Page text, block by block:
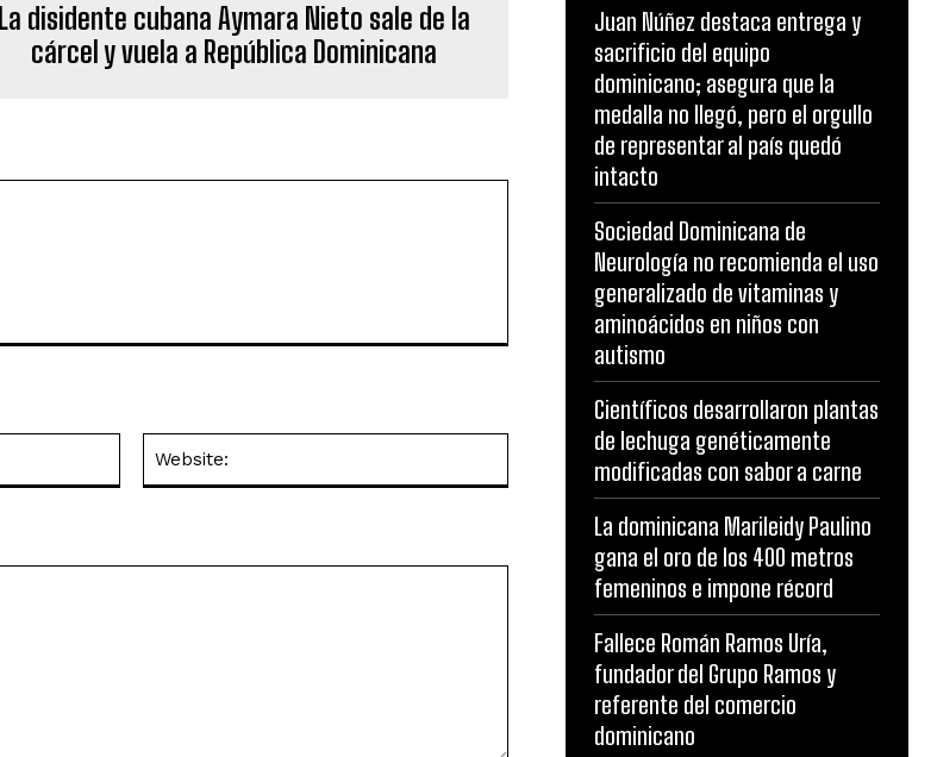
La disidente cubana Aymara Nieto sale de la
cárcel y vuela a República Dominicana
Juan Núñez destaca entrega y
sacrificio del equipo
dominicano; asegura que la
medalla no llegó, pero el orgullo
de representar al país quedó
intacto
Sociedad Dominicana de
Neurología no recomienda el uso
generalizado de vitaminas y
aminoácidos en niños con
autismo
Científicos desarrollaron plantas
de lechuga genéticamente
modificadas con sabor a carne
La dominicana Marileidy Paulino
gana el oro de los 400 metros
femeninos e impone récord
Fallece Román Ramos Uría,
fundador del Grupo Ramos y
referente del comercio
dominicano